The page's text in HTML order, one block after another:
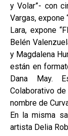
y Volar”- con
Vargas, expone
Lara, expone
Belén
y Magdalena
están en
Dana May.
Colaborativo
nombre de
En la misma
artista Delia